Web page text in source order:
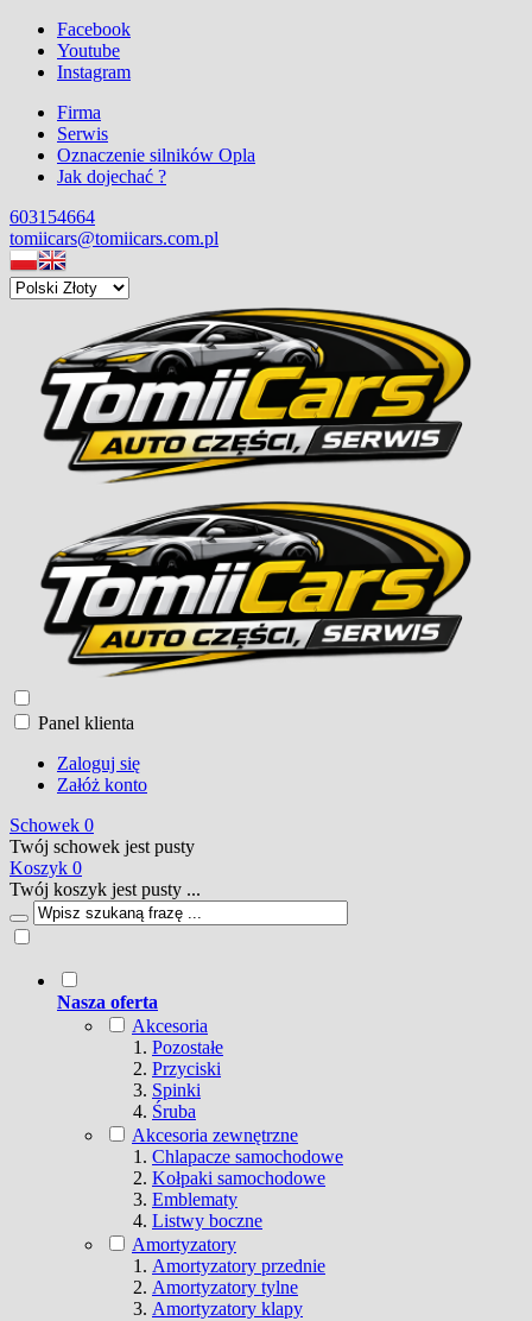
Facebook
Youtube
Instagram
Firma
Serwis
Oznaczenie silników Opla
Jak dojechać ?
603154664
tomiicars@tomiicars.com.pl
Panel klienta
Zaloguj się
Załóż konto
Schowek 0
Twój schowek jest pusty
Koszyk 0
Twój koszyk jest pusty ...
Nasza oferta
Akcesoria
Pozostałe
Przyciski
Spinki
Śruba
Akcesoria zewnętrzne
Chlapacze samochodowe
Kołpaki samochodowe
Emblematy
Listwy boczne
Amortyzatory
Amortyzatory przednie
Amortyzatory tylne
Amortyzatory klapy